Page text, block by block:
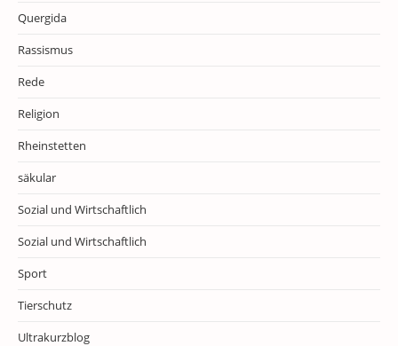
Quergida
Rassismus
Rede
Religion
Rheinstetten
säkular
Sozial und Wirtschaftlich
Sozial und Wirtschaftlich
Sport
Tierschutz
Ultrakurzblog